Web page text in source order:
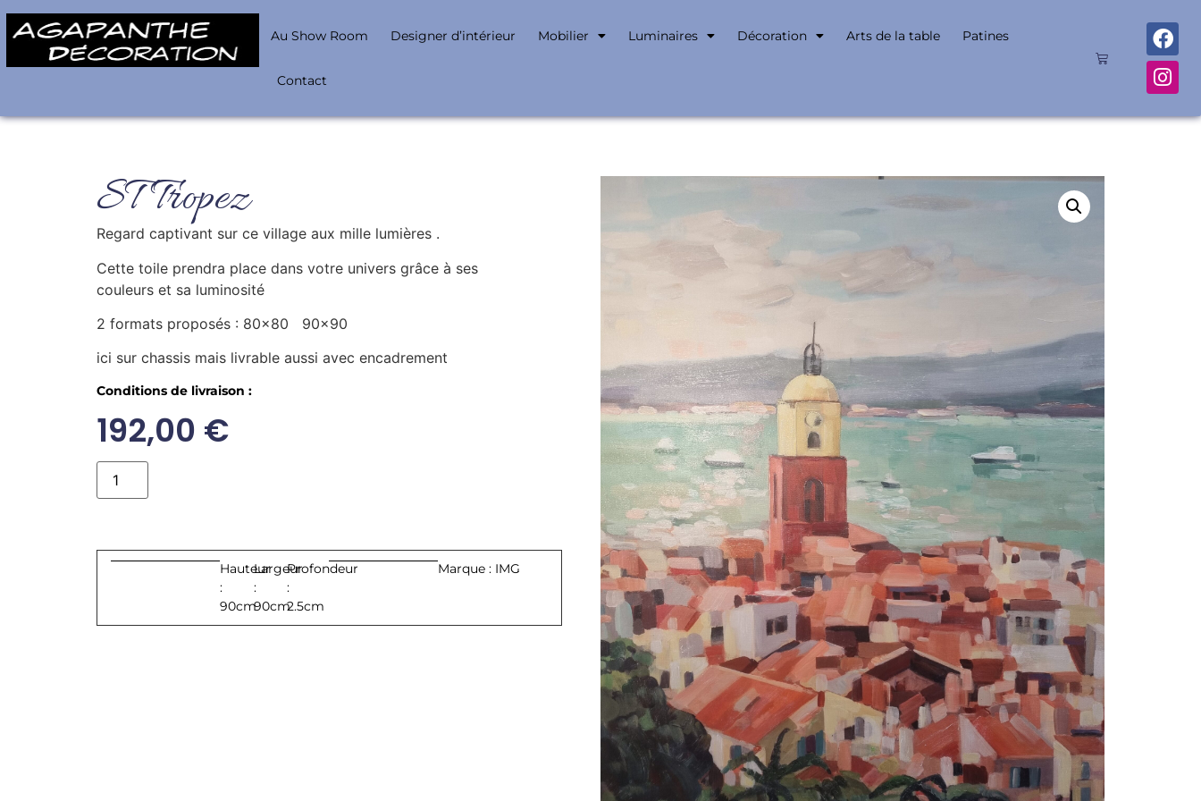
Au Show Room Designer d’intérieur Mobilier Luminaires Décoration Arts de la table Patines
Contact
ST Tropez
Regard captivant sur ce village aux mille lumières .
Cette toile prendra place dans votre univers grâce à ses
couleurs et sa luminosité
2 formats proposés : 80×80 90×90
ici sur chassis mais livrable aussi avec encadrement
Conditions de livraison :
192,00 €
Hauteur
:
90cm
Largeur
:
90cm
Profondeur
:
2.5cm
Marque : IMG